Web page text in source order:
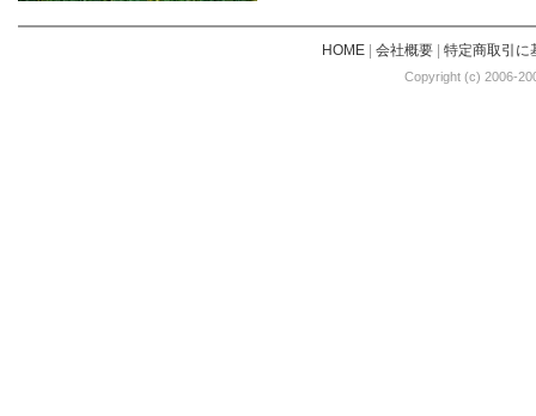
HOME| 会社概要| 特定商取引に
Copyright (c) 2006-